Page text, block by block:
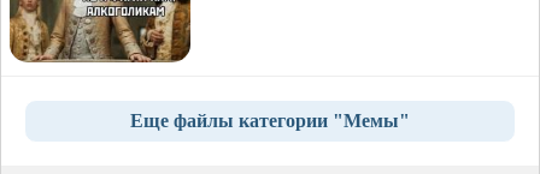
Еще файлы категории "Мемы"